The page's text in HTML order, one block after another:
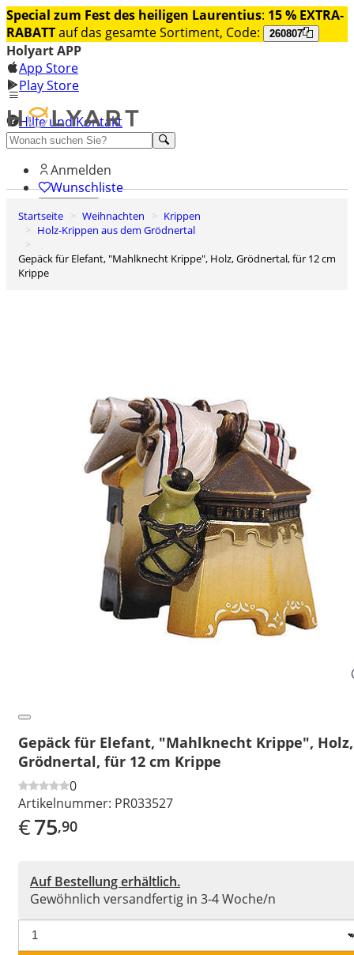
Special zum Fest des heiligen Laurentius: 15 % EXTRA-
RABATTauf das gesamte Sortiment, Code: 260807
Holyart APP
App Store
Play Store
Hilfe und Kontakt
Entdecken Sie Premium
Anmelden
Wunschliste
0
Warenkorb
Startseite Weihnachten
Krippen
Holz-Krippen aus dem Grödnertal
Gepäck für Elefant, "Mahlknecht Krippe", Holz, Grödnertal, für 12 cm
Krippe
Gepäck für Elefant, "Mahlknecht Krippe", Holz,
Grödnertal, für 12 cm Krippe
0
Artikelnummer: PR033527
€75,90
Auf Bestellung erhältlich.
Gewöhnlich versandfertig in 3-4 Woche/n